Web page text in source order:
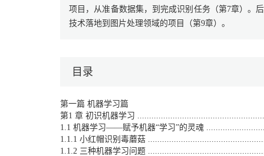
项目，从准备数据集，到完成识别任务（第7章）。
技术落地到图片处理领域的项目（第9章）。
目录
第一篇 机器学习篇
第1 章 初识机器学习
1.1 机器学习——赋予机器“学习”的灵魂
1.1.1 小红帽识别毒蘑菇
1.1.2 三种机器学习问题